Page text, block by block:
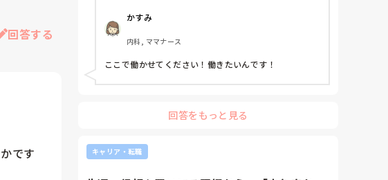
回答する
です
っててよかった！！一生ここで働かせてくださ
い！！！
かすみ
内科, ママナース
ここで働かせてください！働きたいんです！
回答をもっと見る
キャリア・転職